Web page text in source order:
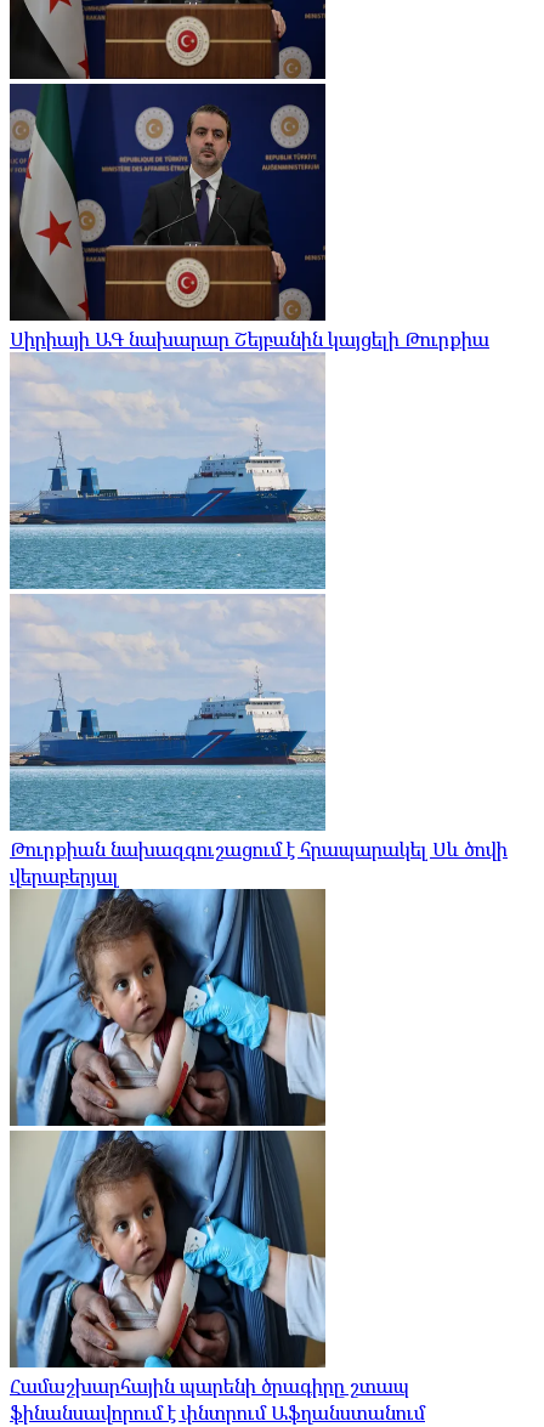
Սիրիայի ԱԳ նախարար Շեյբանին կայցելի Թուրքիա
Թուրքիան նախազգուշացում է հրապարակել Սև ծովի
վերաբերյալ
Համաշխարհային պարենի ծրագիրը շտապ
ֆինանսավորում է փնտրում Աֆղանստանում